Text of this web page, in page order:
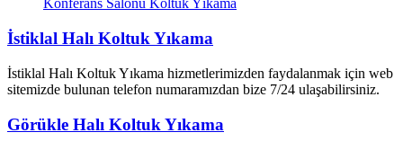
Konferans Salonu Koltuk Yıkama
İstiklal Halı Koltuk Yıkama
İstiklal Halı Koltuk Yıkama hizmetlerimizden faydalanmak için web
sitemizde bulunan telefon numaramızdan bize 7/24 ulaşabilirsiniz.
Görükle Halı Koltuk Yıkama